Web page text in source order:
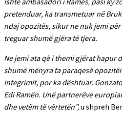
pretenduar, ka transmetuar në
ndaj opozitës, sikur ne nuk jemi
treguar shumë gjëra të tjera.
Ne jemi ata që i themi gjërat hapur
shumë mënyra ta paraqesë
integrimit, por ka dështuar.
Edi Ramën. Unë partnerëve
dhe vetëm të vërtetën”,u shpreh